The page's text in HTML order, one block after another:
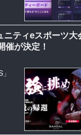
ティeスポーツ大
催が決定！